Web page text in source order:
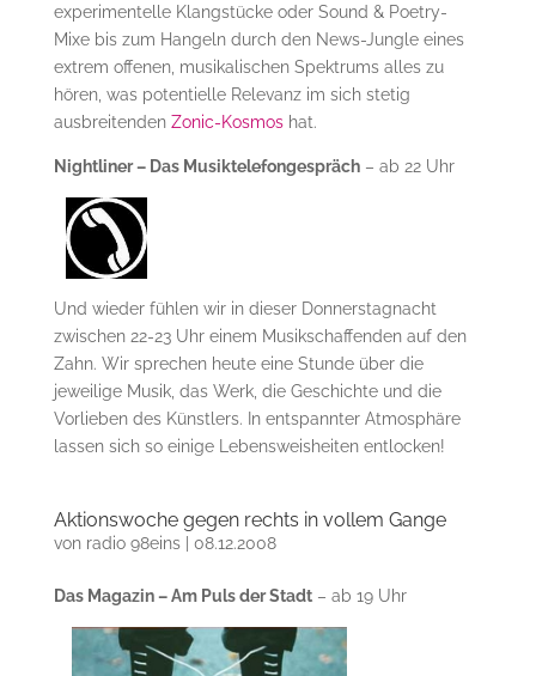
experimentelle Klangstücke oder Sound & Poetry-
Mixe bis zum Hangeln durch den News-Jungle eines
extrem offenen, musikalischen Spektrums alles zu
hören, was potentielle Relevanz im sich stetig
ausbreitenden Zonic-Kosmoshat.
Nightliner – Das Musiktelefongespräch– ab 22 Uhr
Und wieder fühlen wir in dieser Donnerstagnacht
zwischen 22-23 Uhr einem Musikschaffenden auf den
Zahn. Wir sprechen heute eine Stunde über die
jeweilige Musik, das Werk, die Geschichte und die
Vorlieben des Künstlers. In entspannter Atmosphäre
lassen sich so einige Lebensweisheiten entlocken!
Aktionswoche gegen rechts in vollem Gange
von radio 98eins| 08.12.2008
Das Magazin – Am Puls der Stadt– ab 19 Uhr